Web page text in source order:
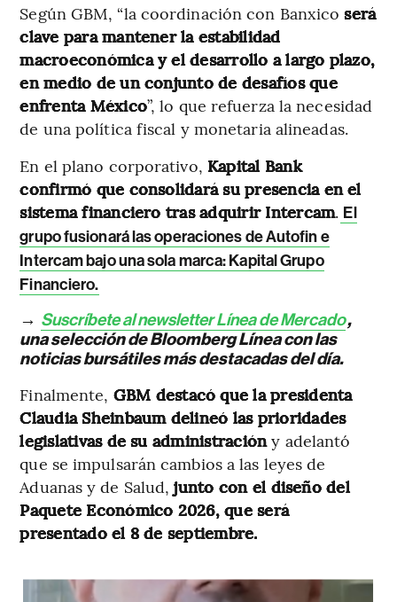
Según GBM, “la coordinación con Banxicoserá
clave para mantener la estabilidad
macroeconómica y el desarrollo a largo plazo,
en medio de un conjunto de desafíos que
enfrenta México”, lo que refuerza la necesidad
de una política fiscal y monetaria alineadas.
En el plano corporativo, Kapital Bank
confirmó que consolidará su presencia en el
sistema financiero tras adquirir Intercam. El
grupo fusionará las operaciones de Autofin e
Intercam bajo una sola marca: Kapital Grupo
Financiero.
→ Suscríbete al newsletter Línea de Mercado,
una selección de Bloomberg Línea con las
noticias bursátiles más destacadas del día.
Finalmente, GBM destacó que la presidenta
Claudia Sheinbaum delineó las prioridades
legislativas de su administracióny adelantó
que se impulsarán cambios a las leyes de
Aduanas y de Salud,junto con el diseño del
Paquete Económico 2026, que será
presentado el 8 de septiembre.